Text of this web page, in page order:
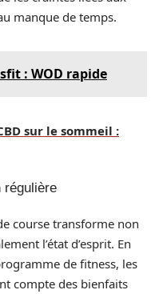
manque de temps.
: WOD rapide
sur le sommeil :
régulière
course transforme non
l’état d’esprit. En
de fitness, les
compte des bienfaits